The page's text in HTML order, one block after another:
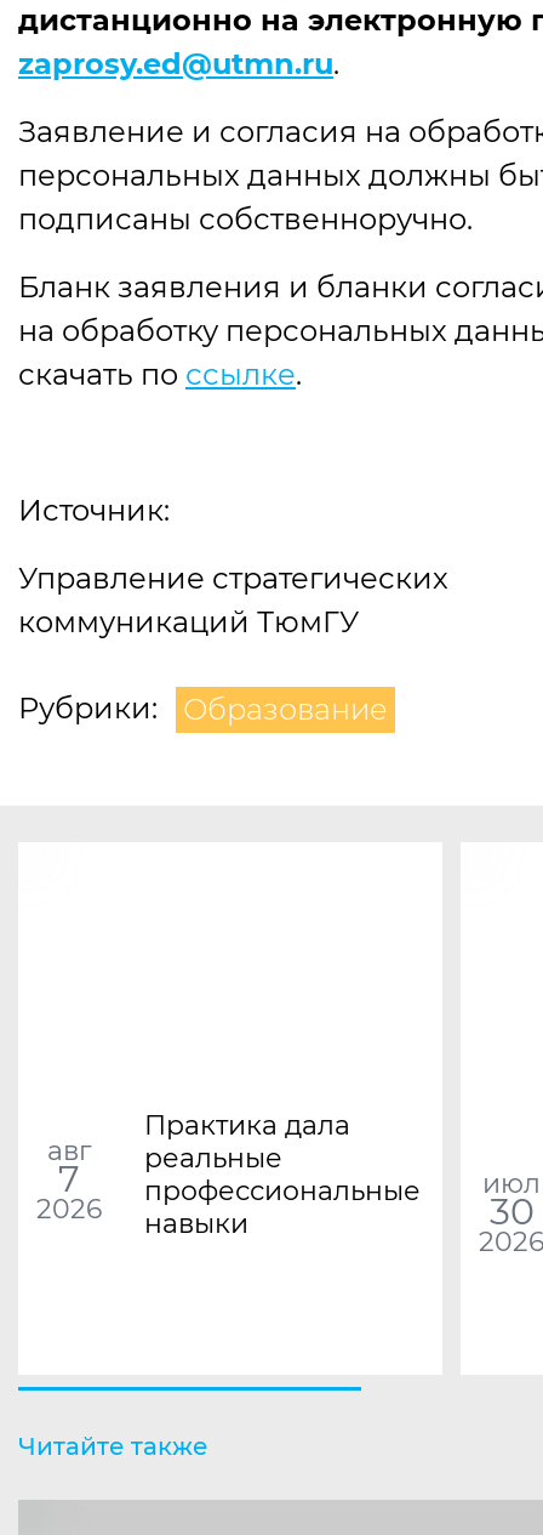
дистанционно на электронную
zaprosy.ed@utmn.ru.
Заявление и согласия на
персональных данных должны
подписаны собственноручно.
Бланк заявления и бланки
на обработку персональных
скачать по ссылке.
Источник:
Управление стратегических
коммуникаций ТюмГУ
Рубрики: Образование
авг
7
2026
Практика дала
реальные
профессиональные
навыки
июл
30
2026
Читайте также